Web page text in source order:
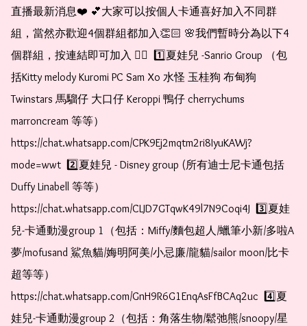
直播最新消息❤️ 💕大家可以按個人卡通喜好加入不同群
組，當然亦歡迎4個群組都加入👏🏻 🌸我們暫時分為以下4
個群組，按連結即可加入 👇🏻  1️⃣夏娃兒 -Sanrio Group （包
括Kitty melody Kuromi PC Sam Xo 水怪 玉桂狗 布甸狗
Twinstars 馬騮仔 大口仔 Keroppi 鴨仔 cherrychums
marroncream 等等）
https://chat.whatsapp.com/CPK9Ej2mqtm2ri8IyuKAWj?
mode=wwt  2️⃣夏娃兒 - Disney group (所有迪士尼卡通包括
Duffy Linabell 等等）
https://chat.whatsapp.com/CLJD7GTqwK49l7N9Coqi4J  3️⃣夏娃
兒-卡通動漫group 1（包括：Miffy/麵包超人/蠟筆小新/多啦A
夢/mofusand 鯊魚貓/娒明阿美/小忌廉/龍貓/sailor moon/比卡
超等等）
https://chat.whatsapp.com/GnH9R6G1EnqAsFfBCAq2uc  4️⃣夏
娃兒-卡通動漫group 2（包括：角落生物/鬆弛熊/snoopy/星